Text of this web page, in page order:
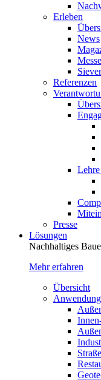
Erleben
News
Referenzen
Presse
Lösungen
Nachhaltiges
Mehr erfahren
Übersicht